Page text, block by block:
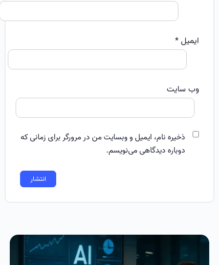
ایمیل*
وب‌ سایت
ذخیره نام، ایمیل و وبسایت من در مرورگر برای زمانی که
دوباره دیدگاهی می‌نویسم.